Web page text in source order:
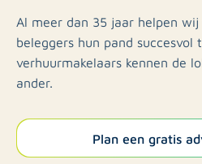
Al meer dan 35 jaar helpen
beleggers hun pand succesvol
verhuurmakelaars kennen de
ander.
Plan een gratis